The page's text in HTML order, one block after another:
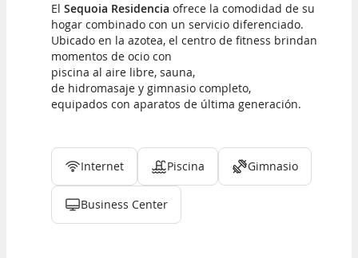
El Sequoia Residencia ofrece la comodidad de su
hogar combinado con un servicio diferenciado.
Ubicado en la azotea, el centro de fitness brindan
momentos de ocio con
piscina al aire libre, sauna,
de hidromasaje y gimnasio completo,
equipados con aparatos de última generación.
Internet Piscina Gimnasio
Business Center